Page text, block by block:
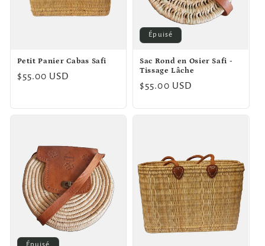
Petit Panier Cabas Safi
Prix
$55.00 USD
Épuisé
Sac Rond en Osier Safi -
Tissage Lâche
Prix
$55.00 USD